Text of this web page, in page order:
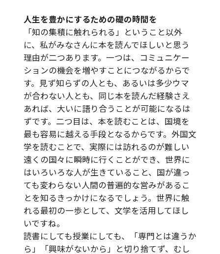
人生を豊かにするための礎の時間を
「知の集積に触れられる」ということ以外
に、私がみなさんに本を読んでほしいと思う
理由が二つあります。一つは、コミュニケー
ションの機会を増やすことにつながるからで
す。見ず知らずの人とも、あるいは多少ウマ
が合わない人とも、同じ本を読んだ経験さえ
あれば、大いに語り合うことが可能になるは
ずです。二つ目は、本を読むことは、国境を
最も容易に越える手段となるからです。外国文
学を読むことで、実際には訪れるのが難しい
遠くの国々に瞬時に行くことができ、世界に
はいろいろな人が生きていること、国が違っ
ても変わらない人間の普遍的な営みがあるこ
とを知るきっかけになるでしょう。世界に触
れる最初の一歩として、文学を活用してほし
いですね。
読書にしても授業にしても、「専門とは違うか
ら」「興味がないから」と切り捨てず、むし